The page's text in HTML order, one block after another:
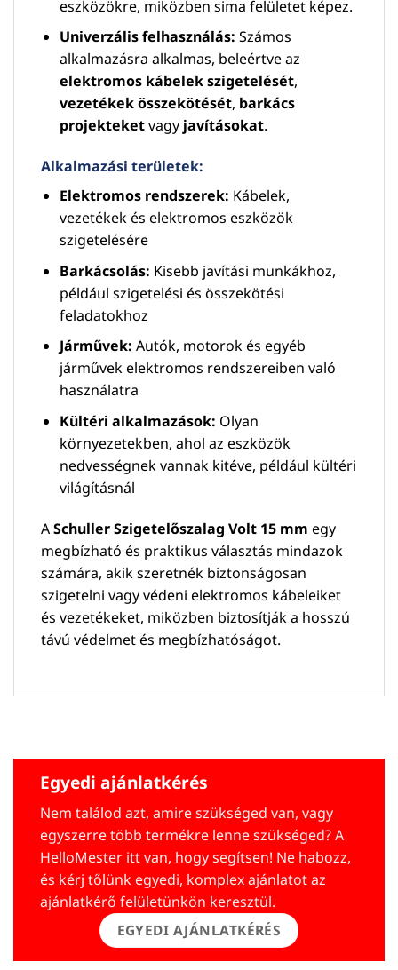
eszközökre, miközben sima felületet képez.
Univerzális felhasználás: Számos
alkalmazásra alkalmas, beleértve az
elektromos kábelek szigetelését,
vezetékek összekötését, barkács
projekteketvagy javításokat.
Alkalmazási területek:
Elektromos rendszerek: Kábelek,
vezetékek és elektromos eszközök
szigetelésére
Barkácsolás: Kisebb javítási munkákhoz,
például szigetelési és összekötési
feladatokhoz
Járművek: Autók, motorok és egyéb
járművek elektromos rendszereiben való
használatra
Kültéri alkalmazások: Olyan
környezetekben, ahol az eszközök
nedvességnek vannak kitéve, például kültéri
világításnál
ASchuller Szigetelőszalag Volt 15 mm egy
megbízható és praktikus választás mindazok
számára, akik szeretnék biztonságosan
szigetelni vagy védeni elektromos kábeleiket
és vezetékeket, miközben biztosítják a hosszú
távú védelmet és megbízhatóságot.
Egyedi ajánlatkérés
Nem találod azt, amire szükséged van, vagy
egyszerre több termékre lenne szükséged? A
HelloMester itt van, hogy segítsen! Ne habozz,
és kérj tőlünk egyedi, komplex ajánlatot az
ajánlatkérő felületünkön keresztül.
EGYEDI AJÁNLATKÉRÉS